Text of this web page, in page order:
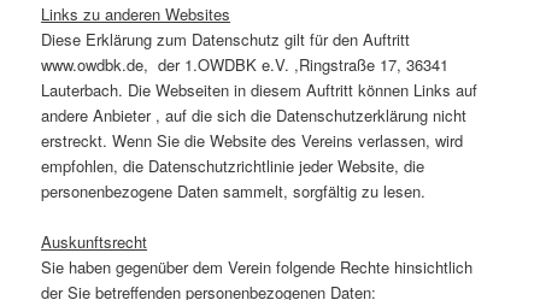
Links zu anderen Websites
Diese Erklärung zum Datenschutz gilt für den Auftritt
www.owdbk.de, der 1.OWDBK e.V. ,Ringstraße 17, 36341
Lauterbach. Die Webseiten in diesem Auftritt können Links auf
andere Anbieter , auf die sich die Datenschutzerklärung nicht
erstreckt. Wenn Sie die Website des Vereins verlassen, wird
empfohlen, die Datenschutzrichtlinie jeder Website, die
personenbezogene Daten sammelt, sorgfältig zu lesen.
Auskunftsrecht
Sie haben gegenüber dem Verein folgende Rechte hinsichtlich
der Sie betreffenden personenbezogenen Daten: